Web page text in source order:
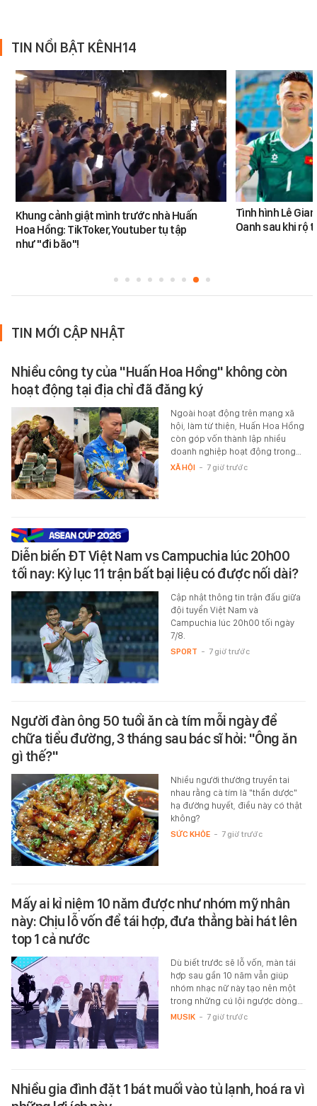
TIN NỔI BẬT KÊNH14
Khung cảnh giật mình trước nhà Huấn
Hoa Hồng: TikToker, Youtuber tụ tập
như "đi bão"!
Tình hình Lê
Oanh sau khi rộ
TIN MỚI CẬP NHẬT
Nhiều công ty của "Huấn Hoa Hồng" không còn
hoạt động tại địa chỉ đã đăng ký
Ngoài hoạt động trên mạng xã
hội, làm từ thiện, Huấn Hoa Hồng
còn góp vốn thành lập nhiều
doanh nghiệp hoạt động trong…
XÃ HỘI - 7 giờ trước
Diễn biến ĐT Việt Nam vs Campuchia lúc 20h00
tối nay: Kỷ lục 11 trận bất bại liệu có được nối dài?
Cập nhật thông tin trận đấu giữa
đội tuyển Việt Nam và
Campuchia lúc 20h00 tối ngày
7/8.
SPORT - 7 giờ trước
Người đàn ông 50 tuổi ăn cà tím mỗi ngày để
chữa tiểu đường, 3 tháng sau bác sĩ hỏi: "Ông ăn
gì thế?"
Nhiều người thường truyền tai
nhau rằng cà tím là "thần dược"
hạ đường huyết, điều này có thật
không?
SỨC KHỎE - 7 giờ trước
Mấy ai kỉ niệm 10 năm được như nhóm mỹ nhân
này: Chịu lỗ vốn để tái hợp, đưa thẳng bài hát lên
top 1 cả nước
Dù biết trước sẽ lỗ vốn, màn tái
hợp sau gần 10 năm vẫn giúp
nhóm nhạc nữ này tạo nên một
trong những cú lội ngược dòng…
MUSIK - 7 giờ trước
Nhiều gia đình đặt 1 bát muối vào tủ lạnh, hoá ra vì